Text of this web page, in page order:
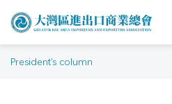
President's column